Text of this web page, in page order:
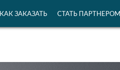
КАК ЗАКАЗАТЬ СТАТЬ ПАРТНЕРОМ